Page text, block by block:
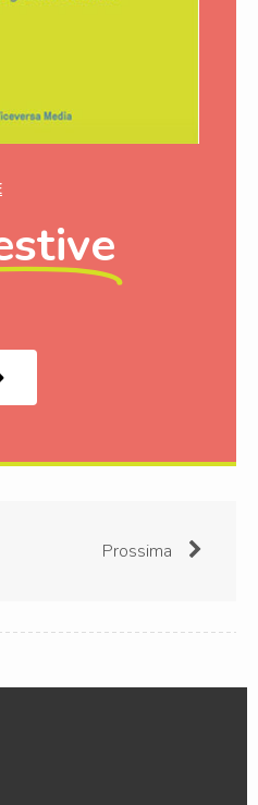
Prossima